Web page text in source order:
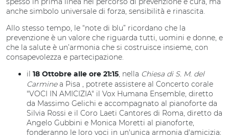
anche simbolo universale di forza, sensibilità e rinascita.
Allo stesso tempo, le “note di blu” ricordano che la
prevenzione è un valore che riguarda tutti, uomini e donne, e
che la salute è un’armonia che si costruisce insieme, con
consapevolezza e partecipazione.
il
18 Ottobre alle ore 21:15, nella Chiesa di S. M. del
Carminea Pisa , potrete assistere al Concerto corale
"VOCI IN AMICIZIA" il Vox Humana Ensemble, diretto
da Massimo Gelichi e accompagnato al pianoforte da
Silvia Rossi e il Coro Laeti Cantores di Roma, diretto da
Angelo Gubbini e Monica Moretti al pianoforte,
fonderanno le loro voci in un'unica armonia d'amicizia;